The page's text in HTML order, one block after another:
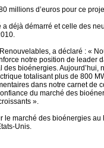
millions d’euros pour ce
déjà démarré et celle des
a déclaré : «
notre position de leader
bioénergies. Aujourd’hui,
totalisant plus de 800
dans notre carnet de
du marché des
».
le marché des bioénergies au
Unis.